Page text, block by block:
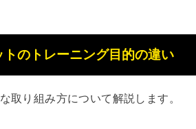
トのトレーニング目的の違い
取り組み方について解説します。